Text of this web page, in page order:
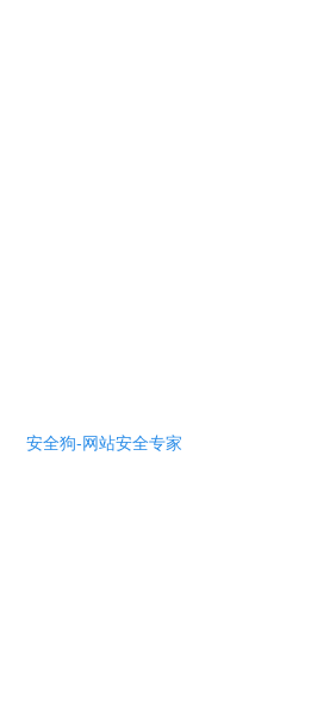
安全狗-网站安全专家